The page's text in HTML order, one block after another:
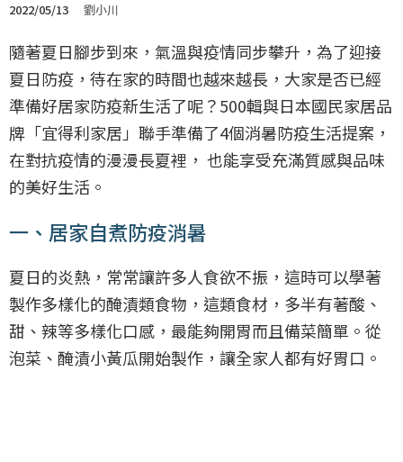
2022/05/13 劉小川
隨著夏日腳步到來，氣溫與疫情同步攀升，為了迎接
夏日防疫，待在家的時間也越來越長，大家是否已經
準備好居家防疫新生活了呢？500輯與日本國民家居品
牌「宜得利家居」聯手準備了4個消暑防疫生活提案，
在對抗疫情的漫漫長夏裡， 也能享受充滿質感與品味
的美好生活。
一、居家自煮防疫消暑
夏日的炎熱，常常讓許多人食欲不振，這時可以學著
製作多樣化的醃漬類食物，這類食材，多半有著酸、
甜、辣等多樣化口感，最能夠開胃而且備菜簡單。從
泡菜、醃漬小黃瓜開始製作，讓全家人都有好胃口。